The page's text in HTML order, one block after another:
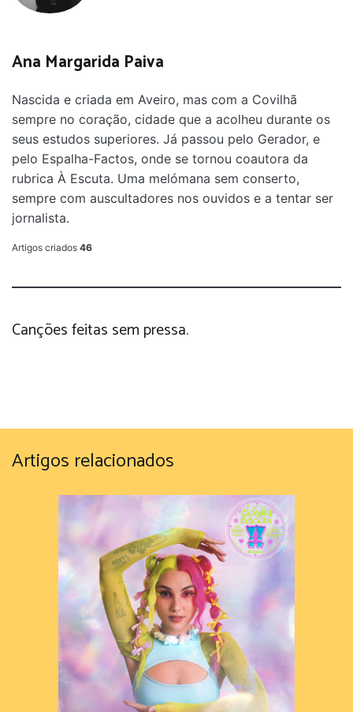
Ana Margarida Paiva
Nascida e criada em Aveiro, mas com a Covilhã
sempre no coração, cidade que a acolheu durante os
seus estudos superiores. Já passou pelo Gerador, e
pelo Espalha-Factos, onde se tornou coautora da
rubrica À Escuta. Uma melómana sem conserto,
sempre com auscultadores nos ouvidos e a tentar ser
jornalista.
Artigos criados 46
Canções feitas sem pressa.
Artigos relacionados